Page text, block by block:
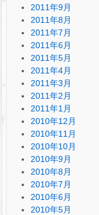
2011年9月
2011年8月
2011年7月
2011年6月
2011年5月
2011年4月
2011年3月
2011年2月
2011年1月
2010年12月
2010年11月
2010年10月
2010年9月
2010年8月
2010年7月
2010年6月
2010年5月